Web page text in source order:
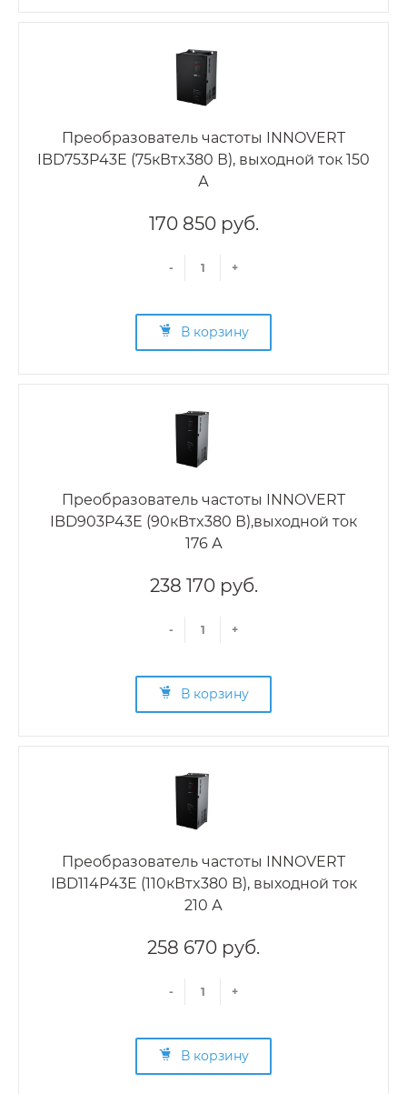
Преобразователь частоты INNOVERT
IBD753P43E (75кВтx380 В), выходной ток 150
А
170 850 руб.
- +
В корзину
Преобразователь частоты INNOVERT
IBD903P43E (90кВтx380 В),выходной ток
176 А
238 170 руб.
- +
В корзину
Преобразователь частоты INNOVERT
IBD114P43E (110кВтx380 В), выходной ток
210 А
258 670 руб.
- +
В корзину